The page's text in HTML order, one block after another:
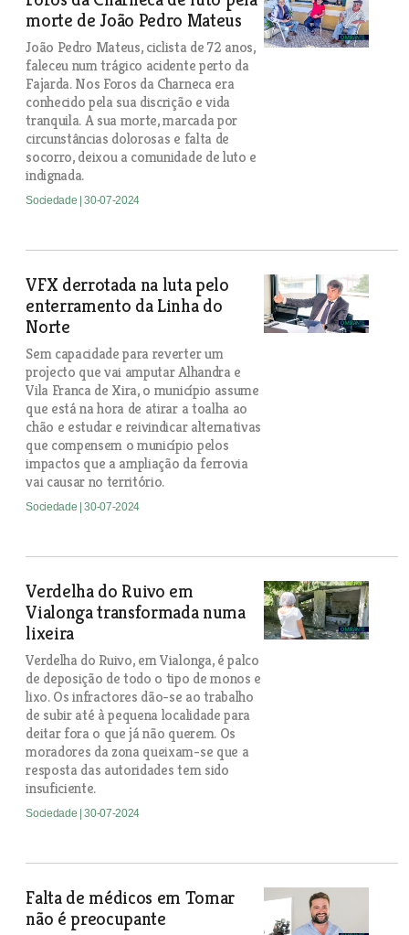
morte de João Pedro Mateus
João Pedro Mateus, ciclista de 72 anos,
faleceu num trágico acidente perto da
Fajarda. Nos Foros da Charneca era
conhecido pela sua discrição e vida
tranquila. A sua morte, marcada por
circunstâncias dolorosas e falta de
socorro, deixou a comunidade de luto e
indignada.
Sociedade | 30-07-2024
VFX derrotada na luta pelo
enterramento da Linha do
Norte
Sem capacidade para reverter um
projecto que vai amputar Alhandra e
Vila Franca de Xira, o município assume
que está na hora de atirar a toalha ao
chão e estudar e reivindicar alternativas
que compensem o município pelos
impactos que a ampliação da ferrovia
vai causar no território.
Sociedade | 30-07-2024
Verdelha do Ruivo em
Vialonga transformada numa
lixeira
Verdelha do Ruivo, em Vialonga, é palco
de deposição de todo o tipo de monos e
lixo. Os infractores dão-se ao trabalho
de subir até à pequena localidade para
deitar fora o que já não querem. Os
moradores da zona queixam-se que a
resposta das autoridades tem sido
insuficiente.
Sociedade | 30-07-2024
Falta de médicos em Tomar
não é preocupante